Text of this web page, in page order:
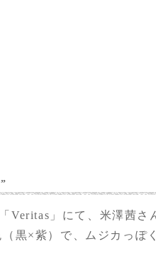
Veritas」にて、米澤茜さ
黒×紫）で、ムジカっぽ